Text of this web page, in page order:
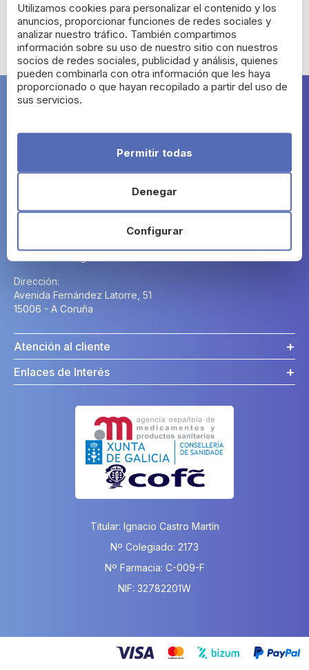
Crear una cuenta
Utilizamos cookies para personalizar el contenido y los
anuncios, proporcionar funciones de redes sociales y
analizar nuestro tráfico. También compartimos
información sobre su uso de nuestro sitio con nuestros
socios de redes sociales, publicidad y análisis, quienes
pueden combinarla con otra información que les haya
proporcionado o que hayan recopilado a partir del uso de
sus servicios.
Configurar
Denegar
Permitir todas
Dirección:
Avenida Fernández Latorre, 51
15006 - A Coruña
Atención al cliente
Enlaces de Interés
Titular: Ignacio Castro Martín
Nº Colegiado: 2173
Nº Farmacia: C-009-F
NIF: 32782201W